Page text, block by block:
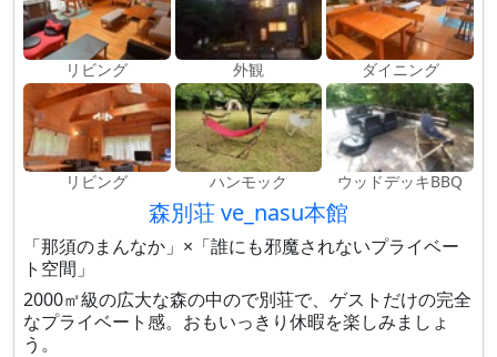
リビング 外観 ダイニング
リビング ハンモック ウッドデッキBBQ
森別荘 ve_nasu本館
「那須のまんなか」×「誰にも邪魔されないプライベー
ト空間」
2000㎡級の広大な森の中ので別荘で、ゲストだけの完全
なプライベート感。おもいっきり休暇を楽しみましょ
う。